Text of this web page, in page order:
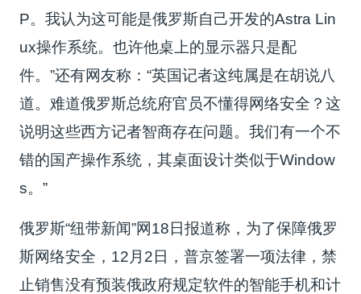
P。我认为这可能是俄罗斯自己开发的Astra Lin
ux操作系统。也许他桌上的显示器只是配
件。”还有网友称：“英国记者这纯属是在胡说八
道。难道俄罗斯总统府官员不懂得网络安全？这
说明这些西方记者智商存在问题。我们有一个不
错的国产操作系统，其桌面设计类似于Window
s。”
俄罗斯“纽带新闻”网18日报道称，为了保障俄罗
斯网络安全，12月2日，普京签署一项法律，禁
止销售没有预装俄政府规定软件的智能手机和计